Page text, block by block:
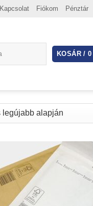
Kapcsolat Fiókom Pénztár
KOSÁR /0